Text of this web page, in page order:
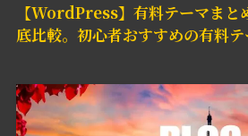
【WordPress】有料テーマまと
底比較。初心者おすすめの有料